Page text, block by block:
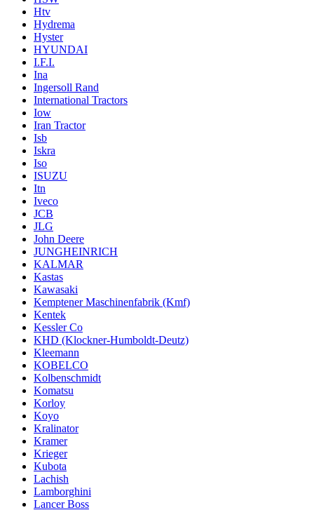
Htv
Hydrema
Hyster
HYUNDAI
I.F.I.
Ina
Ingersoll Rand
International Tractors
Iow
Iran Tractor
Isb
Iskra
Iso
ISUZU
Itn
Iveco
JCB
JLG
John Deere
JUNGHEINRICH
KALMAR
Kastas
Kawasaki
Kemptener Maschinenfabrik (Kmf)
Kentek
Kessler Co
KHD (Klockner-Humboldt-Deutz)
Kleemann
KOBELCO
Kolbenschmidt
Komatsu
Korloy
Koyo
Kralinator
Kramer
Krieger
Kubota
Lachish
Lamborghini
Lancer Boss